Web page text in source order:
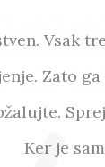
Vsak
Zato
Ker je